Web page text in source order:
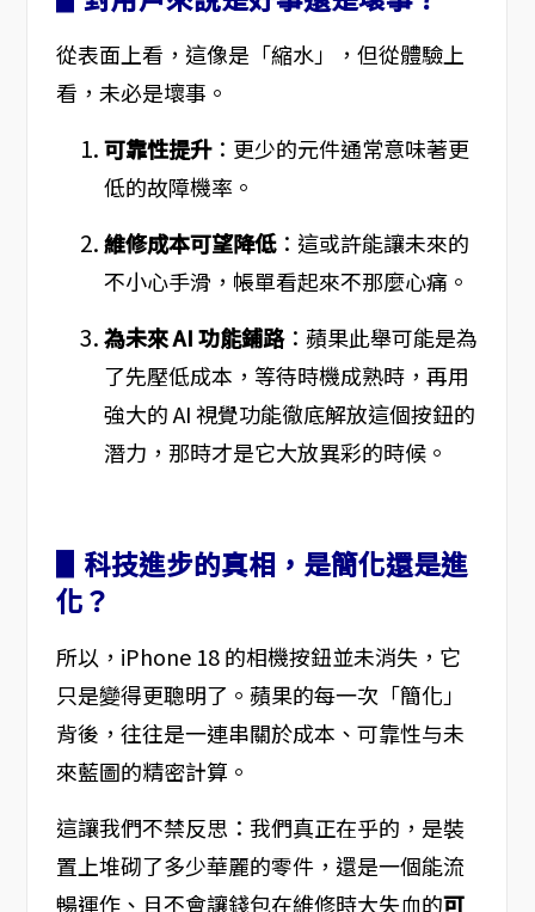
從表面上看，這像是「縮水」，但從體驗上
看，未必是壞事。
可靠性提升：更少的元件通常意味著更
低的故障機率。
維修成本可望降低：這或許能讓未來的
不小心手滑，帳單看起來不那麼心痛。
為未來 AI 功能鋪路：蘋果此舉可能是為
了先壓低成本，等待時機成熟時，再用
強大的 AI 視覺功能徹底解放這個按鈕的
潛力，那時才是它大放異彩的時候。
▋科技進步的真相，是簡化還是進
化？
所以，iPhone 18 的相機按鈕並未消失，它
只是變得更聰明了。蘋果的每一次「簡化」
背後，往往是一連串關於成本、可靠性与未
來藍圖的精密計算。
這讓我們不禁反思：我們真正在乎的，是裝
置上堆砌了多少華麗的零件，還是一個能流
暢運作、且不會讓錢包在維修時大失血的可